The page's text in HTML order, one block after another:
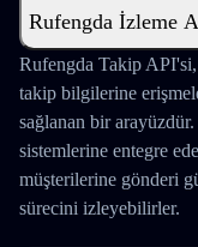
Rufengda İzleme
Rufengda Takip
takip bilgilerine
sağlanan bir
sistemlerine entegre
müşterilerine gönderi
sürecini izleyebilirler.